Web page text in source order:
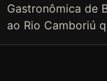
Gastronômica de
ao Rio Camboriú